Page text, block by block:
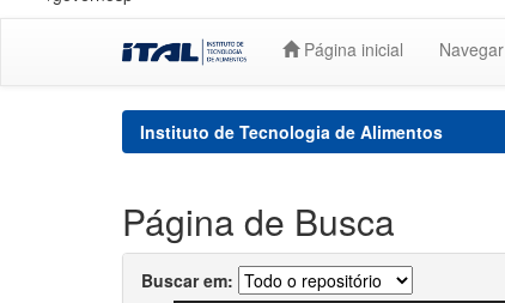
Página inicial Navegar
Instituto de Tecnologia de Alimentos
Página de Busca
Buscar em: